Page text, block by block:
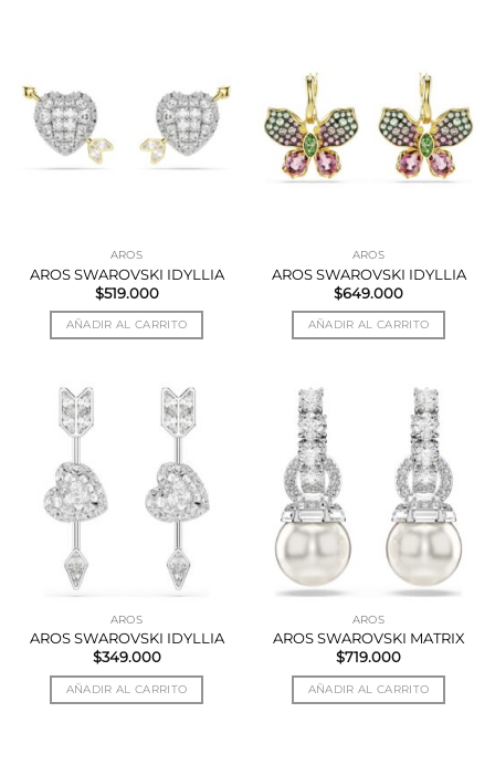
AROS
AROS SWAROVSKI IDYLLIA
$519.000
AÑADIR AL CARRITO
AROS
AROS SWAROVSKI IDYLLIA
$649.000
AÑADIR AL CARRITO
AROS
AROS SWAROVSKI IDYLLIA
$349.000
AÑADIR AL CARRITO
AROS
AROS SWAROVSKI MATRIX
$719.000
AÑADIR AL CARRITO